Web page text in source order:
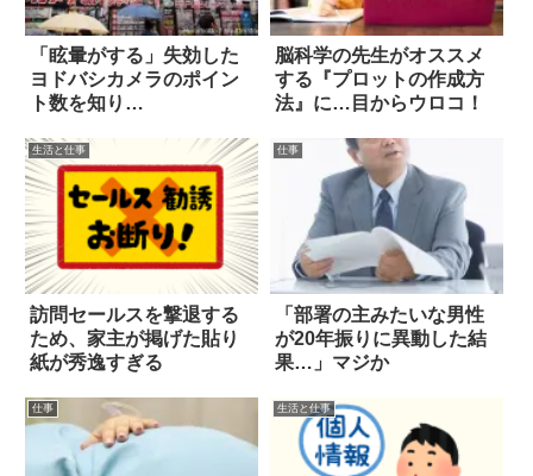
「眩暈がする」失効した
ヨドバシカメラのポイン
ト数を知り…
脳科学の先生がオススメ
する『プロットの作成方
法』に…目からウロコ！
生活と仕事
訪問セールスを撃退する
ため、家主が掲げた貼り
紙が秀逸すぎる
仕事
「部署の主みたいな男性
が20年振りに異動した結
果…」マジか
仕事 生活と仕事